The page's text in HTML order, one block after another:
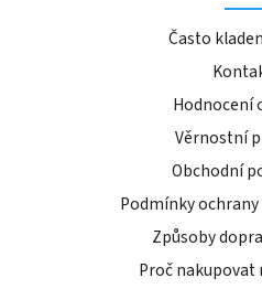
Často
Hodnocení
Věrnostní
Obchodní
Podmínky
Způsoby
Proč